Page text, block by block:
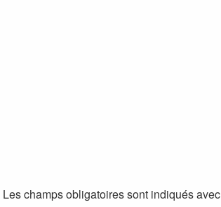
Les champs obligatoires sont indiqués avec